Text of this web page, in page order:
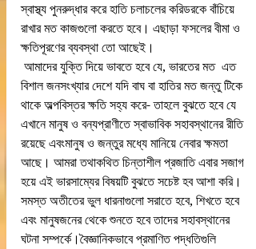
স্বাস্থ্য পুনরুদ্ধার করে হাতি চলাচলের করিডরকে বাঁচিয়ে
রাখার মত কাজগুলো করতে হবে। এছাড়া ফসলের বীমা ও
ক্ষতিপূরণের ব্যবস্থা তো আছেই।
বিশাল জনসংখ্যার দেশে যদি বাঘ বা হাতির মত জন্তু টিকে
থাকে অল্পবিস্তর ক্ষতি সহ্য করে- তাহলে বুঝতে হবে যে
এখানে মানুষ ও বন্যপ্রাণীতে স্বাভাবিক সহাবস্থানের রীতি
রয়েছে এবংমানুষ ও জন্তুর মধ্যে মানিয়ে নেবার ক্ষমতা
আছে। আমরা তথাকথিত চিন্তাশীল প্রজাতি এবার সজাগ
হয়ে এই ভারসাম্যের বিষয়টি বুঝতে সচেষ্ট হব আশা করি।
সমস্ত অতীতের ভুল ধারনাগুলো সরাতে হবে, শিখতে হবে
এবং মানুষজনের থেকে শুনতে হবে তাদের সহাবস্থানের
ঘটনা সম্পর্কে।বৈজ্ঞানিকভাবে প্রমাণিত পদ্ধতিগুলি